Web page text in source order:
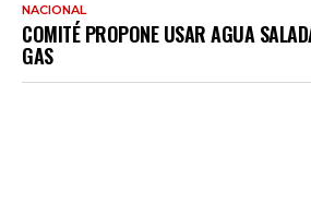
NACIONAL
COMITÉ PROPONE USAR AGUA
GAS